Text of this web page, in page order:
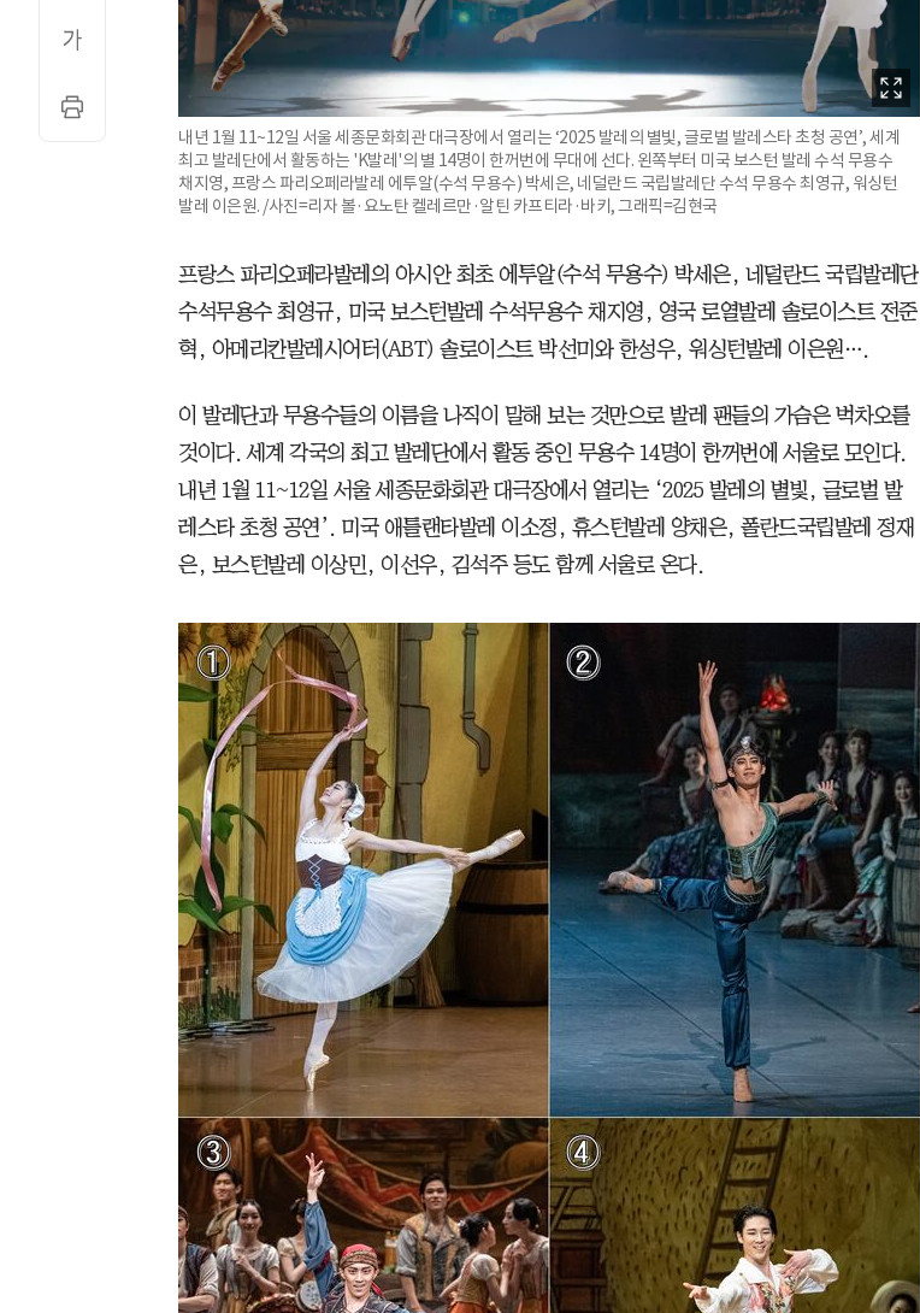
내년 1월 11~12일 서울 세종문화회관 대극장에서 열리는 ‘2025 발레의 별빛, 글로벌 발레스타 초청 공연’, 세계
최고 발레단에서 활동하는 'K발레'의 별 14명이 한꺼번에 무대에 선다. 왼쪽부터 미국 보스턴 발레 수석 무용수
채지영, 프랑스 파리오페라발레 에투알(수석 무용수) 박세은, 네덜란드 국립발레단 수석 무용수 최영규, 워싱턴
발레 이은원. /사진=리자 볼·요노탄 켈레르만·알틴 카프티라·바키, 그래픽=김현국
프랑스 파리오페라발레의 아시안 최초 에투알(수석 무용수) 박세은, 네덜란드 국립발레단
수석무용수 최영규, 미국 보스턴발레 수석무용수 채지영, 영국 로열발레 솔로이스트 전준
혁, 아메리칸발레시어터(ABT) 솔로이스트 박선미와 한성우, 워싱턴발레 이은원….
이 발레단과 무용수들의 이름을 나직이 말해 보는 것만으로 발레 팬들의 가슴은 벅차오를
것이다. 세계 각국의 최고 발레단에서 활동 중인 무용수 14명이 한꺼번에 서울로 모인다.
내년 1월 11~12일 서울 세종문화회관 대극장에서 열리는 ‘2025 발레의 별빛, 글로벌 발
레스타 초청 공연’. 미국 애틀랜타발레 이소정, 휴스턴발레 양채은, 폴란드국립발레 정재
은, 보스턴발레 이상민, 이선우, 김석주 등도 함께 서울로 온다.